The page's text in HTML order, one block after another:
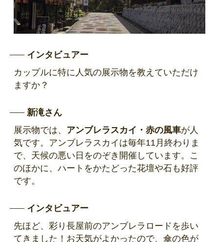
インタビュアー
カップルに特に人気の展示物を教えていただけ
ますか？
新滝さん
展示物では、 アンブレラスカイ・赤の風車が人
気です。アンブレラスカイは毎年11月終わりま
で、天候の悪い日をのぞき開催しています。こ
のほかに、ハートをかたどった花壇や石も好評
です。
インタビュアー
先ほど、彩り長屋前のアンブレラロードを歩い
てきました！お天気がよかったので、傘の色が